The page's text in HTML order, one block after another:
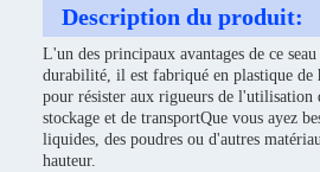
Description du produit:
L'un des principaux avantages de ce
durabilité, il est fabriqué en plastique de
pour résister aux rigueurs de l'utilisation
stockage et de transportQue vous ayez
liquides, des poudres ou d'autres
hauteur.